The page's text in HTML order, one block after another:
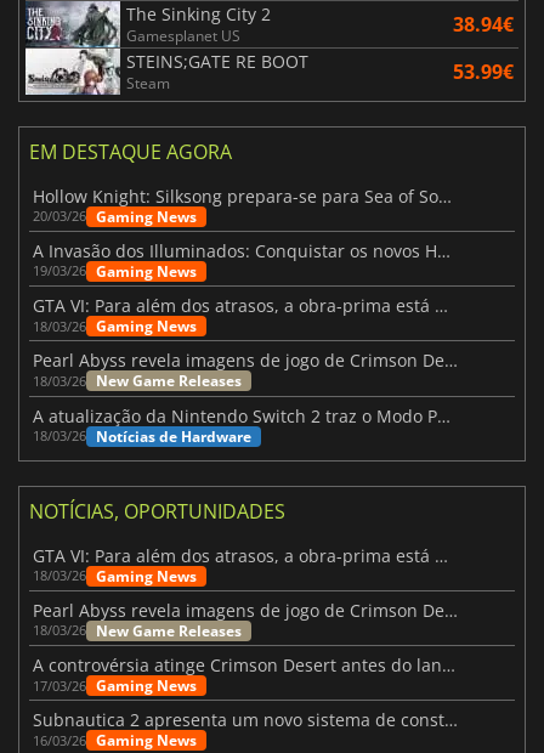
The Sinking City 2
Gamesplanet US 38.94€
STEINS;GATE RE BOOT
Steam 53.99€
EM DESTAQUE AGORA
Hollow Knight: Silksong prepara-se para Sea of Sorrow com um patch
20/03/26 Gaming News
A Invasão dos Illuminados: Conquistar os novos Helldivers 2 Atualização!
19/03/26 Gaming News
GTA VI: Para além dos atrasos, a obra-prima está quase a chegar
18/03/26 Gaming News
Pearl Abyss revela imagens de jogo de Crimson Desert para a PS5
18/03/26 New Game Releases
A atualização da Nintendo Switch 2 traz o Modo Portátil aos jogos mais antigos da Switch
18/03/26 Notícias de Hardware
NOTÍCIAS, OPORTUNIDADES
GTA VI: Para além dos atrasos, a obra-prima está quase a chegar
18/03/26 Gaming News
Pearl Abyss revela imagens de jogo de Crimson Desert para a PS5
18/03/26 New Game Releases
A controvérsia atinge Crimson Desert antes do lançamento
17/03/26 Gaming News
Subnautica 2 apresenta um novo sistema de construção de bases
16/03/26 Gaming News